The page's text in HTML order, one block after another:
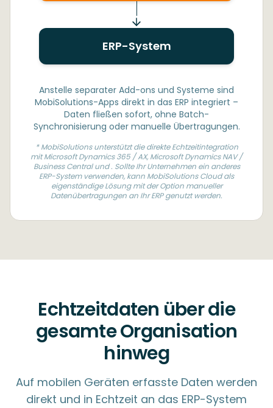
ERP-System
Anstelle separater Add-ons und Systeme sind
MobiSolutions-Apps direkt in das ERP integriert –
Daten fließen sofort, ohne Batch-
Synchronisierung oder manuelle Übertragungen.
* MobiSolutions unterstützt die direkte Echtzeitintegration
mit Microsoft Dynamics 365 / AX, Microsoft Dynamics NAV /
Business Central und ​. Sollte Ihr Unternehmen ein anderes
ERP-System verwenden, kann MobiSolutions Cloud als
eigenständige Lösung mit der Option manueller
Datenübertragungen an Ihr ERP genutzt werden.
Echtzeitdaten über die
gesamte Organisation
hinweg
Auf mobilen Geräten erfasste Daten werden
direkt und in Echtzeit an das ERP-System